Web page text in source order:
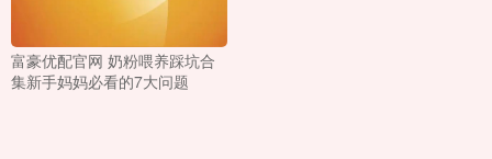
富豪优配官网 奶粉喂养踩坑合
集新手妈妈必看的7大问题